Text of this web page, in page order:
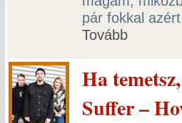
pár fokkal
Tovább
Ha
Suffer –